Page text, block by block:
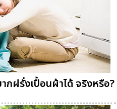
กฝรั่งเปื้อนผ้าได้ จริงหรือ?